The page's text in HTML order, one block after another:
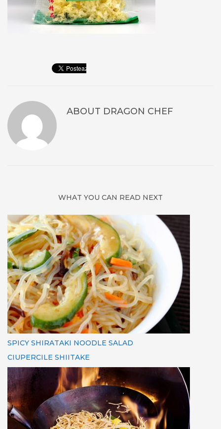
ABOUT DRAGON CHEF
WHAT YOU CAN READ NEXT
SPICY SHIRATAKI NOODLE SALAD
CIUPERCILE SHIITAKE